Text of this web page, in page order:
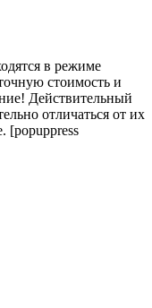
в режиме
стоимость и
Действительный
отличаться от их
[popuppress